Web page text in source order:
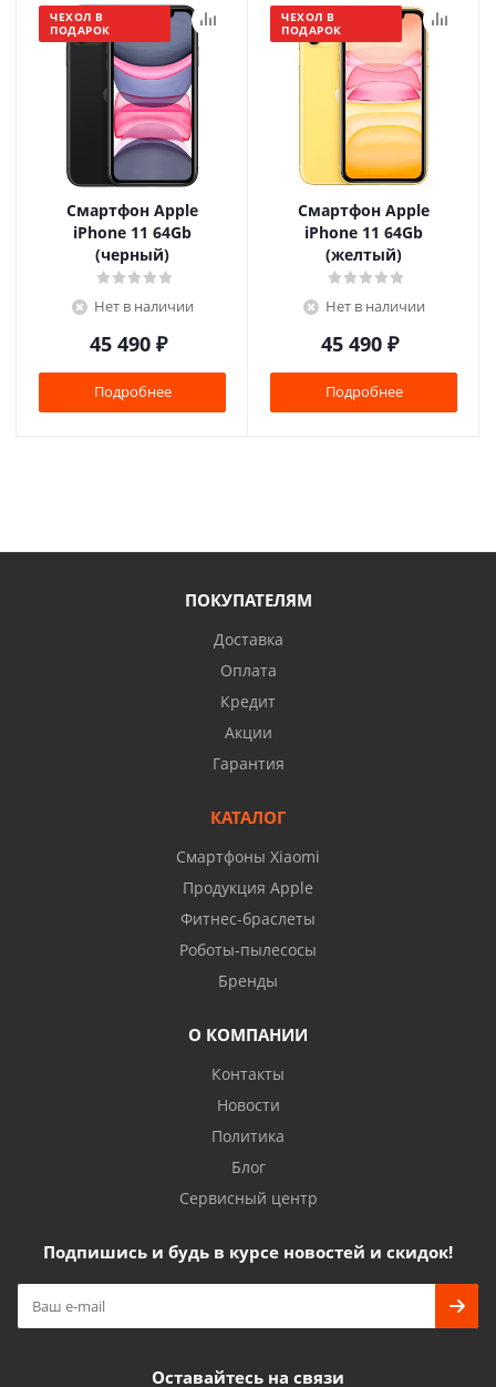
ЧЕХОЛ В
ПОДАРОК
Смартфон Apple
iPhone 11 64Gb
(черный)
Нет в наличии
45 490 ₽
Подробнее
ЧЕХОЛ В
ПОДАРОК
Смартфон Apple
iPhone 11 64Gb
(желтый)
Нет в наличии
45 490 ₽
Подробнее
ПОКУПАТЕЛЯМ
Доставка
Оплата
Кредит
Акции
Гарантия
КАТАЛОГ
Смартфоны Xiaomi
Продукция Apple
Фитнес-браслеты
Роботы-пылесосы
Бренды
О КОМПАНИИ
Контакты
Новости
Политика
Блог
Сервисный центр
Подпишись и будь в курсе новостей и скидок!
Оставайтесь на связи